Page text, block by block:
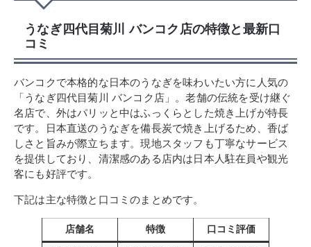
うなぎ四代目菊川 バンコク店の特徴と最新口
コミ
バンコクで本格的な日本のうなぎを味わいたい方に人気の
「うなぎ四代目菊川 バンコク店」。老舗の伝統を受け継ぐ
名店で、外はパリッと中はふっくらとした焼き上げが特長
です。日本直送のうなぎを備長炭で焼き上げるため、香ば
しさと旨みが際立ちます。現地スタッフも丁寧なサービス
を提供しており、清潔感のある店内は日本人駐在員や観光
客にも好評です。
下記は主な特徴と口コミのまとめです。
店舗名 特徴 口コミ評価